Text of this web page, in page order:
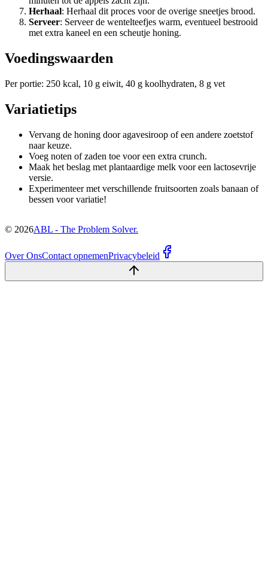
Herhaal: Herhaal dit proces voor de overige sneetjes brood.
Serveer: Serveer de wentelteefjes warm, eventueel bestrooid
met extra kaneel en een scheutje honing.
Voedingswaarden
Per portie: 250 kcal, 10 g eiwit, 40 g koolhydraten, 8 g vet
Variatietips
Vervang de honing door agavesiroop of een andere zoetstof
naar keuze.
Voeg noten of zaden toe voor een extra crunch.
Maak het beslag met plantaardige melk voor een lactosevrije
versie.
Experimenteer met verschillende fruitsoorten zoals banaan of
bessen voor variatie!
© 2026ABL - The Problem Solver.
Over OnsContact opnemenPrivacybeleid